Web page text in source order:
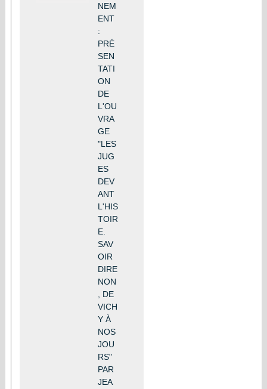
NEM
ENT
:
PRÉ
SEN
TATI
ON
DE
L'OU
VRA
GE
"LES
JUG
ES
DEV
ANT
L'HIS
TOIR
E.
SAV
OIR
DIRE
NON
, DE
VICH
Y À
NOS
JOU
RS"
PAR
JEA